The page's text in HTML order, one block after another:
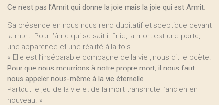
Ce n’est pas l’Amrit qui donne la joie mais la joie qui est Amrit.
Sa présence en nous nous rend dubitatif et sceptique devant
la mort. Pour l’âme qui se sait infinie, la mort est une porte,
une apparence et une réalité à la fois.
« Elle est l’inséparable compagne de la vie , nous dit le poète.
Pour que nous mourrions à notre propre mort, il nous faut
nous appeler nous-même à la vie éternelle .
Partout le jeu de la vie et de la mort transmute l’ancien en
nouveau. »